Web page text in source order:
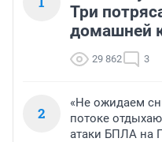
Три
домашней
29 862 3
2
«Не ожидаем
потоке
атаки БПЛА на